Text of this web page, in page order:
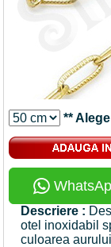
**
Descriere :
otel inoxidabil
culoarea